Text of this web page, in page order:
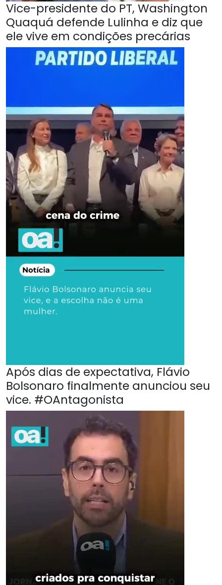
Vice-presidente do PT, Washington
Quaquá defende Lulinha e diz que
ele vive em condições precárias
Após dias de expectativa, Flávio
Bolsonaro finalmente anunciou seu
vice. #OAntagonista